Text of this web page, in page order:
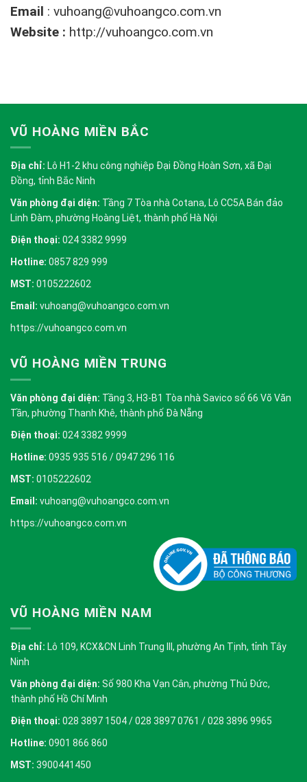
Email : vuhoang@vuhoangco.com.vn
Website : http://vuhoangco.com.vn
VŨ HOÀNG MIỀN BẮC
Địa chỉ: Lô H1-2 khu công nghiệp Đại Đồng Hoàn Sơn, xã Đại
Đồng, tỉnh Bắc Ninh
Văn phòng đại diện: Tầng 7 Tòa nhà Cotana, Lô CC5A Bán đảo
Linh Đàm, phường Hoàng Liệt, thành phố Hà Nội
Điện thoại: 024 3382 9999
Hotline: 0857 829 999
MST: 0105222602
Email: vuhoang@vuhoangco.com.vn
https://vuhoangco.com.vn
VŨ HOÀNG MIỀN TRUNG
Văn phòng đại diện: Tầng 3, H3-B1 Tòa nhà Savico số 66 Võ Văn
Tần, phường Thanh Khê, thành phố Đà Nẵng
Điện thoại: 024 3382 9999
Hotline: 0935 935 516 / 0947 296 116
MST: 0105222602
Email: vuhoang@vuhoangco.com.vn
https://vuhoangco.com.vn
VŨ HOÀNG MIỀN NAM
Địa chỉ: Lô 109, KCX&CN Linh Trung III, phường An Tịnh, tỉnh Tây
Ninh
Văn phòng đại diện: Số 980 Kha Vạn Cân, phường Thủ Đức,
thành phố Hồ Chí Minh
Điện thoại: 028 3897 1504 / 028 3897 0761 / 028 3896 9965
Hotline: 0901 866 860
MST: 3900441450